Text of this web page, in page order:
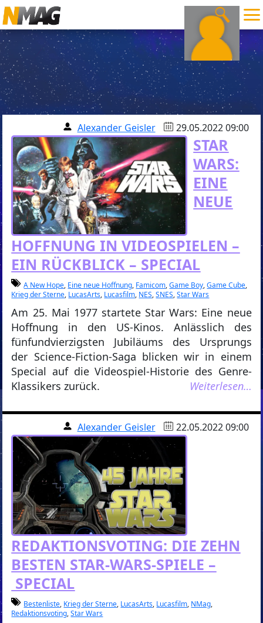
Alexander Geisler 29.05.2022 09:00
STAR
WARS:
EINE
NEUE
HOFFNUNG IN VIDEOSPIELEN –
EIN RÜCKBLICK – SPECIAL
A New Hope, Eine neue Hoffnung, Famicom,Game Boy,Game Cube,
Krieg der Sterne, LucasArts, Lucasfilm, NES,SNES,Star Wars
Am 25. Mai 1977 startete Star Wars: Eine neue
Hoffnung in den US-Kinos. Anlässlich des
fünfundvierzigsten Jubiläums des Ursprungs
der Science-Fiction-Saga blicken wir in einem
Special auf die Videospiel-Historie des Genre-
Klassikers zurück.
Weiterlesen…
Alexander Geisler 22.05.2022 09:00
REDAKTIONSVOTING: DIE ZEHN
BESTEN STAR-WARS-SPIELE –
SPECIAL
Bestenliste, Krieg der Sterne, LucasArts, Lucasfilm, NMag,
Redaktionsvoting,Star Wars